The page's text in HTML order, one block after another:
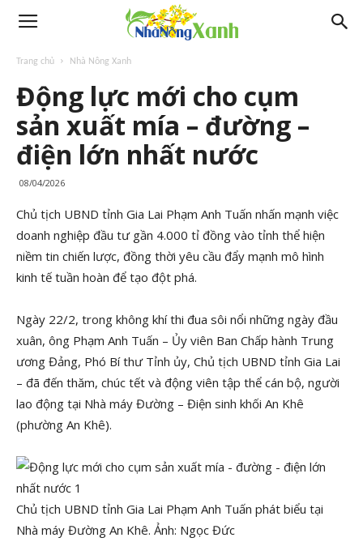
Trang chủ Nhà Nông Xanh
Động lực mới cho cụm
sản xuất mía – đường –
điện lớn nhất nước
08/04/2026
Chủ tịch UBND tỉnh Gia Lai Phạm Anh Tuấn nhấn mạnh việc
doanh nghiệp đầu tư gần 4.000 tỉ đồng vào tỉnh thể hiện
niềm tin chiến lược, đồng thời yêu cầu đẩy mạnh mô hình
kinh tế tuần hoàn để tạo đột phá.
Ngày 22/2, trong không khí thi đua sôi nổi những ngày đầu
xuân, ông Phạm Anh Tuấn – Ủy viên Ban Chấp hành Trung
ương Đảng, Phó Bí thư Tỉnh ủy, Chủ tịch UBND tỉnh Gia Lai
– đã đến thăm, chúc tết và động viên tập thể cán bộ, người
lao động tại Nhà máy Đường – Điện sinh khối An Khê
(phường An Khê).
Chủ tịch UBND tỉnh Gia Lai Phạm Anh Tuấn phát biểu tại
Nhà máy Đường An Khê. Ảnh: Ngọc Đức